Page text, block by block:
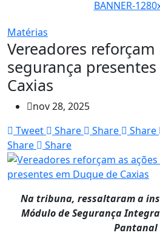
Matérias
Vereadores reforçam
segurança
Caxias
nov 28, 2025
Tweet
Share Share Share
Share
Share
Na tribuna, ressaltaram a
Módulo de Segurança
Pantanal